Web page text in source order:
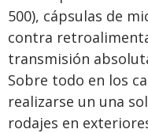
500), cápsulas de
contra
transmisión
Sobre todo en los
realizarse un una
rodajes en